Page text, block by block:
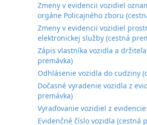
Zmeny v evidencii vozidiel
orgáne Policajného zboru
Zmeny v evidencii vozidiel
elektronickej služby (cestná
Zápis vlastníka vozidla a
premávka)
Odhlásenie vozidla do cudziny
Dočasné vyradenie vozidla z
premávka)
Vyraďovanie vozidiel z
Evidenčné číslo vozidla (cestná